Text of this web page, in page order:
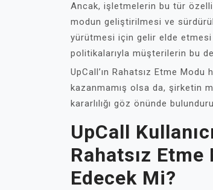
Ancak, işletmelerin bu tür
modun geliştirilmesi ve
yürütmesi için gelir elde
politikalarıyla müşterilerin bu
UpCall’ın Rahatsız Etme
kazanmamış olsa da, şirketin
kararlılığı göz önünde
UpCall
Rahatsız
Edecek Mi?